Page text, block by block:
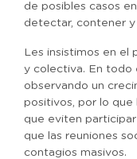
de posibles casos
detectar, contener
Les insistimos en el
y colectiva. En todo
observando un
positivos, por lo que
que eviten
que las reuniones
contagios masivos.